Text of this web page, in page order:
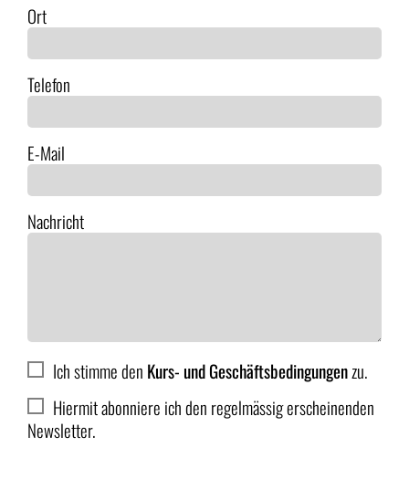
Ort
Telefon
E-Mail
Nachricht
Ich stimme den Kurs- und Geschäftsbedingungenzu.
Hiermit abonniere ich den regelmässig erscheinenden
Newsletter.